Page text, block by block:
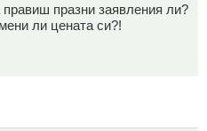
празни заявления ли?
ли цената си?!